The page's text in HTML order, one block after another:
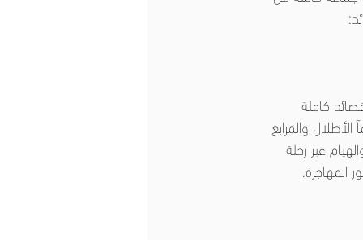
كاملة
والمرابع
عبر رحلة
المهاجرة.